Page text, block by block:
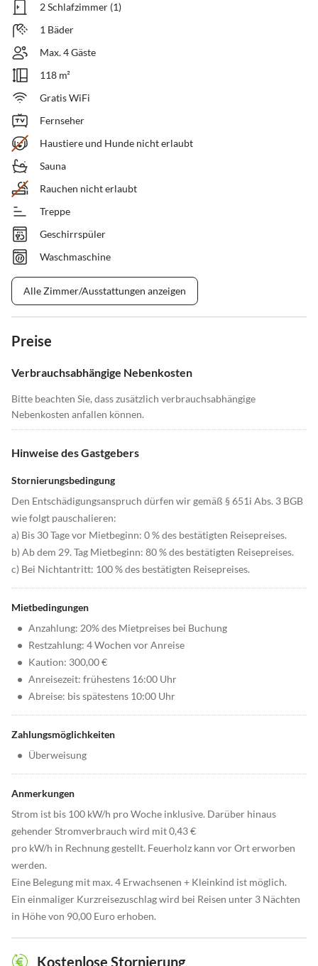
2 Schlafzimmer (1)
1 Bäder
Max. 4 Gäste
118 m²
Gratis WiFi
Fernseher
Haustiere und Hunde nicht erlaubt
Sauna
Rauchen nicht erlaubt
Treppe
Geschirrspüler
Waschmaschine
Alle Zimmer/Ausstattungen anzeigen
Preise
Verbrauchsabhängige Nebenkosten
Bitte beachten Sie, dass zusätzlich verbrauchsabhängige
Nebenkosten anfallen können.
Hinweise des Gastgebers
Stornierungsbedingung
Den Entschädigungsanspruch dürfen wir gemäß § 651i Abs. 3 BGB
wie folgt pauschalieren:
a) Bis 30 Tage vor Mietbeginn: 0 % des bestätigten Reisepreises.
b) Ab dem 29. Tag Mietbeginn: 80 % des bestätigten Reisepreises.
c) Bei Nichtantritt: 100 % des bestätigten Reisepreises.
Mietbedingungen
• Anzahlung: 20% des Mietpreises bei Buchung
• Restzahlung: 4 Wochen vor Anreise
• Kaution: 300,00 €
• Anreisezeit: frühestens 16:00 Uhr
• Abreise: bis spätestens 10:00 Uhr
Zahlungsmöglichkeiten
• Überweisung
Anmerkungen
Strom ist bis 100 kW/h pro Woche inklusive. Darüber hinaus
gehender Stromverbrauch wird mit 0,43 €
pro kW/h in Rechnung gestellt. Feuerholz kann vor Ort erworben
werden.
Eine Belegung mit max. 4 Erwachsenen + Kleinkind ist möglich.
Ein einmaliger Kurzreisezuschlag wird bei Reisen unter 3 Nächten
in Höhe von 90,00 Euro erhoben.
Kostenlose Stornierung